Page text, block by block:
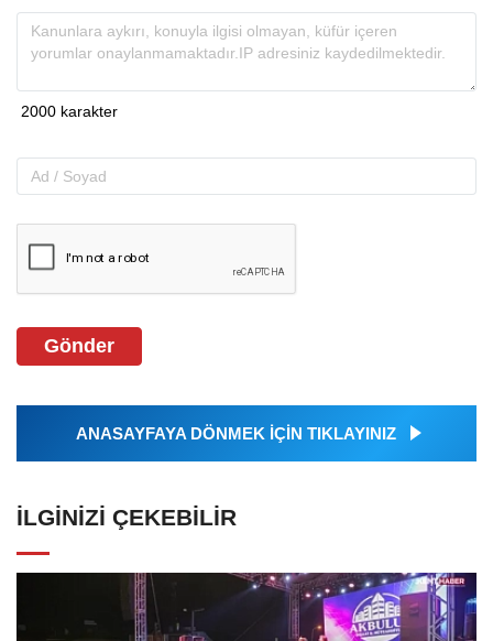
Gönder
ANASAYFAYA DÖNMEK İÇİN TIKLAYINIZ
İLGINIZI ÇEKEBILIR